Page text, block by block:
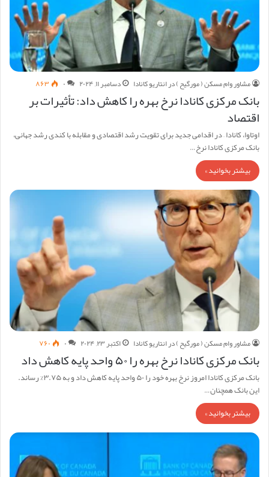
مشاور وام مسکن ( مورگیح ) در انتاریو کانادا دسامبر ۱۱, ۲۰۲۴ ۰ ۸۶۳
بانک مرکزی کانادا نرخ بهره را کاهش داد: تأثیرات بر
اقتصاد
اوتاوا، کانادا – در اقدامی جدید برای تقویت رشد اقتصادی و مقابله با کندی رشد جهانی،
بانک مرکزی کانادا نرخ…
بیشتر بخوانید »
مشاور وام مسکن ( مورگیح ) در انتاریو کانادا اکتبر ۲۳, ۲۰۲۴ ۰ ۷۶۰
بانک مرکزی کانادا نرخ بهره را ۵۰ واحد پایه کاهش داد
بانک مرکزی کانادا امروز نرخ بهره خود را ۵۰ واحد پایه کاهش داد و به ۳.۷۵% رساند.
این بانک همچنان…
بیشتر بخوانید »